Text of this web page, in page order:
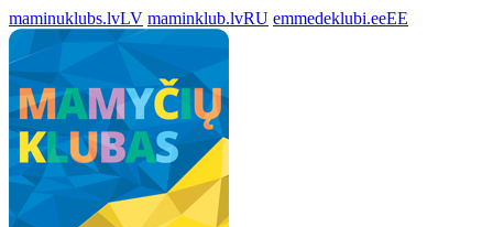
maminuklubs.lvLV maminklub.lvRU emmedeklubi.eeEE